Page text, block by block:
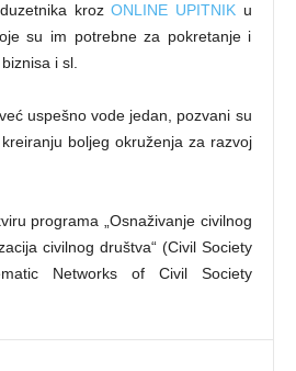
krozONLINE UPITNIKu
su im potrebne za pokretanje i
i sl.
uspešno vode jedan, pozvani su
boljeg okruženja za razvoj
programa „Osnaživanje civilnog
civilnog društva“ (Civil Society
Networks of Civil Society